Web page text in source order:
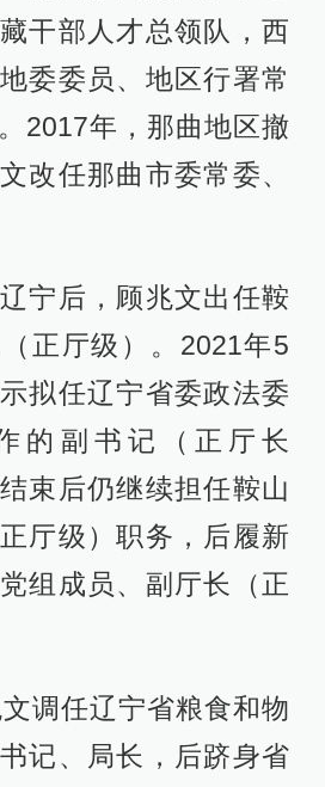
干部人才总领队，西
委委员、地区行署常
2017年，那曲地区撤
改任那曲市委常委、
宁后，顾兆文出任鞍
正厅级）。2021年5
拟任辽宁省委政法委
的副书记（正厅长
束后仍继续担任鞍山
厅级）职务，后履新
组成员、副厅长（正
调任辽宁省粮食和物
记、局长，后跻身省